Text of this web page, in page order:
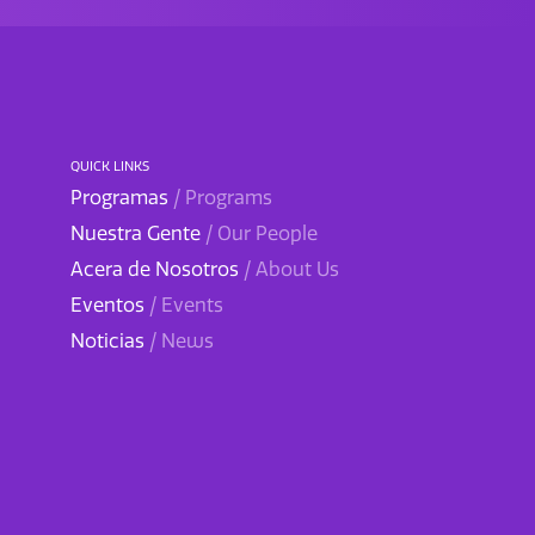
QUICK LINKS
Programas / Programs
Nuestra Gente / Our People
Acera de Nosotros / About Us
Eventos / Events
Noticias / News